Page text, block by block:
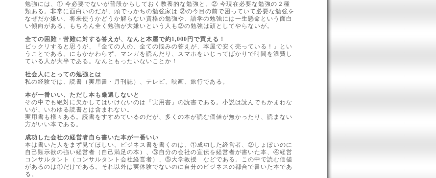
勉強には、① 今必要でないが普段からしておく教養的な勉強と、② 今現在必要な勉強の２種
類ある。非常に面白いのだが、頭でっかちの勉強家は ②の今目の前で困っていて必要な勉強を
なぜだか嫌い、将来使うかどうか解らない資格の勉強や、語学の勉強には一生懸命という面白
い傾向がある。もちろん全く勉強が大嫌いという人も②の勉強は頑としてやらないが。
全ての困難・苦難に対する答えが、なんと本屋で約1,000円で買える！
ビックリすると思うが、『全ての人の、全ての悩みの答えが、本屋で安く売っている！』とい
うことである。にもかかわらず、マンガを読んだり、スマホをいじってばかりで時間を浪費し
ている人が大半である。なんともったいないことか！
社会人にとっての勉強とは
私の経験では、読書（実用書・月刊誌）、テレビ、映画、旅行である。
本が一番いい、ただし本も厳選しないと
その中でも絶対に欠かしてはいけないのは『実用書』の読書である。小説は読んでもかまわな
いが、いわゆる読書とは含まれない。
実用書も様々ある。読書をすすめているのだが、多くの本が読む価値が無かったり、読まない
方がいい本である。
成功した会社の経営者自ら書いた本が一番いい
本は書いた人をまず見てほしい。ビジネス書を書くのは、①成功した経営者、②しょぼいのに
自己顕示欲の強い経営者（自己満足の本）、③自分の会社の宣伝を経営者が書いた本、④経営
コンサルタント（コンサルタント会社経営者）、⑤大学教授 などである。この中で読む価値
があるのは①だけである。それ以外は実体験でないのに自分のビジネスの都合で書いた本であ
る。